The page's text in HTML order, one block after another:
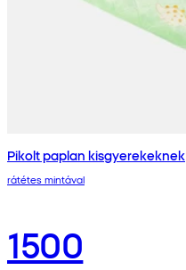
Pikolt paplan kisgyerekeknek
rátétes mintával
1500